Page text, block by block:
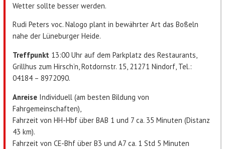
Wetter sollte besser werden.
Rudi Peters voc. Nalogo plant in bewährter Art das Boßeln
nahe der Lüneburger Heide.
Treffpunkt13:00 Uhr auf dem Parkplatz des Restaurants,
Grillhus zum Hirsch’n, Rotdornstr. 15, 21271 Nindorf, Tel.:
04184 – 8972090.
Anreise Individuell (am besten Bildung von
Fahrgemeinschaften),
Fahrzeit von HH-Hbf über BAB 1 und 7 ca. 35 Minuten (Distanz
43 km).
Fahrzeit von CE-Bhf über B3 und A7 ca. 1 Std 5 Minuten